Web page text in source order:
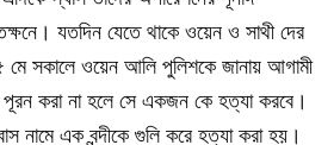
যতদিন যেতে থাকে ওয়েন ও সাথী দের
মে সকালে ওয়েন আলি পুলিশকে জানায় আগামী
পূরন করা না হলে সে একজন কে হত্যা করবে।
নামে এক বন্দীকে গুলি করে হত্যা করা হয়।